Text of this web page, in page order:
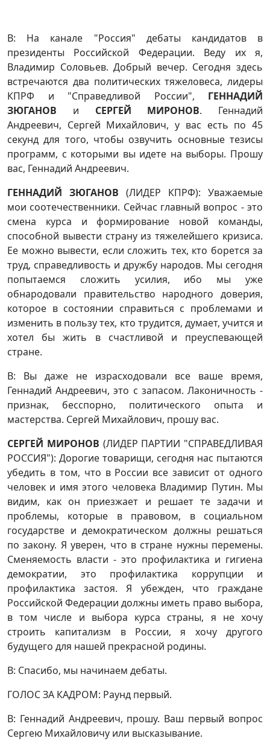
В: На канале "Россия" дебаты кандидатов в
президенты Российской Федерации. Веду их я,
Владимир Соловьев. Добрый вечер. Сегодня здесь
встречаются два политических тяжеловеса, лидеры
КПРФ и "Справедливой России", ГЕННАДИЙ
ЗЮГАНОВ и СЕРГЕЙ МИРОНОВ. Геннадий
Андреевич, Сергей Михайлович, у вас есть по 45
секунд для того, чтобы озвучить основные тезисы
программ, с которыми вы идете на выборы. Прошу
вас, Геннадий Андреевич.
ГЕННАДИЙ ЗЮГАНОВ (ЛИДЕР КПРФ): Уважаемые
мои соотечественники. Сейчас главный вопрос - это
смена курса и формирование новой команды,
способной вывести страну из тяжелейшего кризиса.
Ее можно вывести, если сложить тех, кто борется за
труд, справедливость и дружбу народов. Мы сегодня
попытаемся сложить усилия, ибо мы уже
обнародовали правительство народного доверия,
которое в состоянии справиться с проблемами и
изменить в пользу тех, кто трудится, думает, учится и
хотел бы жить в счастливой и преуспевающей
стране.
В: Вы даже не израсходовали все ваше время,
Геннадий Андреевич, это с запасом. Лаконичность -
признак, бесспорно, политического опыта и
мастерства. Сергей Михайлович, прошу вас.
СЕРГЕЙ МИРОНОВ (ЛИДЕР ПАРТИИ "СПРАВЕДЛИВАЯ
РОССИЯ"): Дорогие товарищи, сегодня нас пытаются
убедить в том, что в России все зависит от одного
человек и имя этого человека Владимир Путин. Мы
видим, как он приезжает и решает те задачи и
проблемы, которые в правовом, в социальном
государстве и демократическом должны решаться
по закону. Я уверен, что в стране нужны перемены.
Сменяемость власти - это профилактика и гигиена
демократии, это профилактика коррупции и
профилактика застоя. Я убежден, что граждане
Российской Федерации должны иметь право выбора,
в том числе и выбора курса страны, я не хочу
строить капитализм в России, я хочу другого
будущего для нашей прекрасной родины.
В: Спасибо, мы начинаем дебаты.
ГОЛОС ЗА КАДРОМ: Раунд первый.
В: Геннадий Андреевич, прошу. Ваш первый вопрос
Сергею Михайловичу или высказывание.